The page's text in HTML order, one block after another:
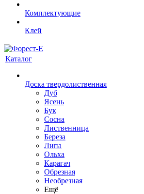
Комплектующие
Клей
Каталог
Доска твердолиственная
Дуб
Ясень
Бук
Сосна
Лиственница
Береза
Липа
Ольха
Карагач
Обрезная
Необрезная
Ещё